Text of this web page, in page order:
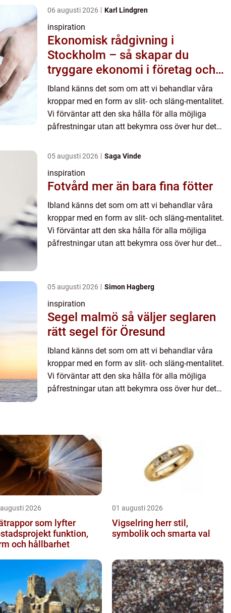
06 augusti 2026 Karl Lindgren
inspiration
Ekonomisk rådgivning i
Stockholm – så skapar du
tryggare ekonomi i företag och
privatliv
Ibland känns det som om att vi behandlar våra
kroppar med en form av slit- och släng-mentalitet.
Vi förväntar att den ska hålla för alla möjliga
påfrestningar utan att bekymra oss över hur det
05 augusti 2026 Saga Vinde
inspiration
Fotvård mer än bara fina fötter
Ibland känns det som om att vi behandlar våra
kroppar med en form av slit- och släng-mentalitet.
Vi förväntar att den ska hålla för alla möjliga
påfrestningar utan att bekymra oss över hur det
05 augusti 2026 Simon Hagberg
inspiration
Segel malmö så väljer seglaren
rätt segel för Öresund
Ibland känns det som om att vi behandlar våra
kroppar med en form av slit- och släng-mentalitet.
Vi förväntar att den ska hålla för alla möjliga
påfrestningar utan att bekymra oss över hur det
2026
som lyfter
funktion,
och hållbarhet
01 augusti 2026
Vigselring herr stil,
symbolik och smarta val